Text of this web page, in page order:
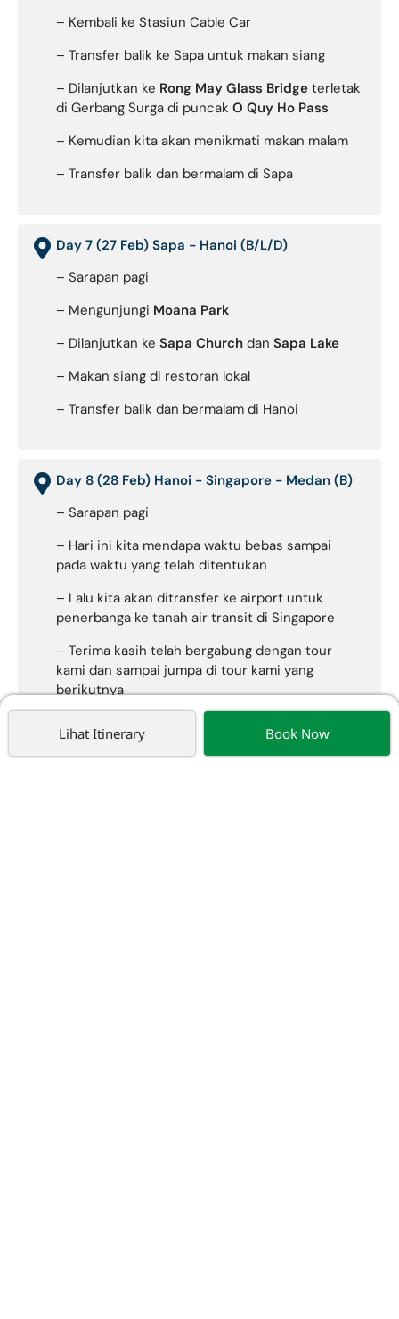
– Kembali ke Stasiun Cable Car
– Transfer balik ke Sapa untuk makan siang
– Dilanjutkan ke Rong May Glass Bridge terletak
di Gerbang Surga di puncak O Quy Ho Pass
– Kemudian kita akan menikmati makan malam
– Transfer balik dan bermalam di Sapa
Day 7 (27 Feb) Sapa - Hanoi (B/L/D)
– Sarapan pagi
– Mengunjungi Moana Park
– Dilanjutkan ke Sapa Church dan Sapa Lake
– Makan siang di restoran lokal
– Transfer balik dan bermalam di Hanoi
Day 8 (28 Feb) Hanoi - Singapore - Medan (B)
– Sarapan pagi
– Hari ini kita mendapa waktu bebas sampai
pada waktu yang telah ditentukan
– Lalu kita akan ditransfer ke airport untuk
penerbanga ke tanah air transit di Singapore
– Terima kasih telah bergabung dengan tour
kami dan sampai jumpa di tour kami yang
berikutnya
*Harga, Jadwal Acara, Airportax, Visa, PPN
Lihat Itinerary Book Now